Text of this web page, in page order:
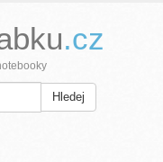
.cz
Hledej